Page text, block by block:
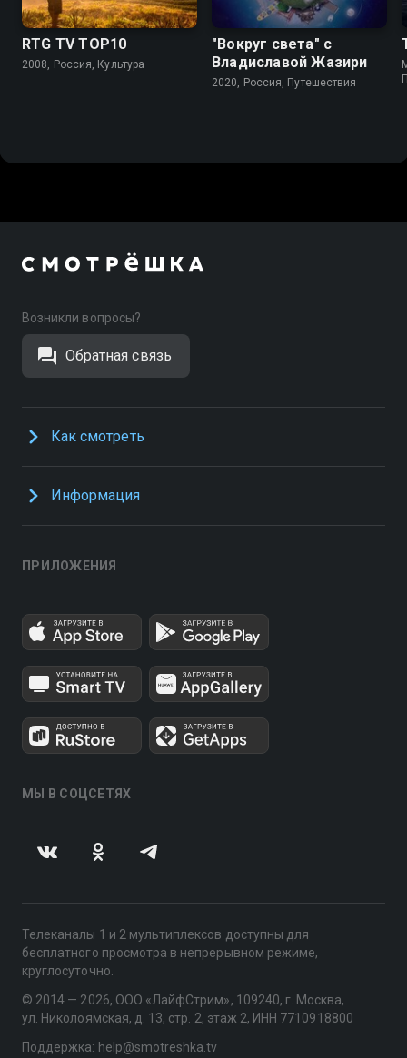
RTG TV TOP10
2008, Россия, Культура
"Вокруг света" с
Владиславой Жазири
2020, Россия, Путешествия
Возникли вопросы?
Обратная связь
Как смотреть
Информация
ПРИЛОЖЕНИЯ
МЫ В СОЦСЕТЯХ
Телеканалы 1 и 2 мультиплексов доступны для
бесплатного просмотра в непрерывном режиме,
круглосуточно.
© 2014 — 2026, ООО «ЛайфСтрим», 109240, г. Москва,
ул. Николоямская, д. 13, стр. 2, этаж 2, ИНН 7710918800
Поддержка: help@smotreshka.tv